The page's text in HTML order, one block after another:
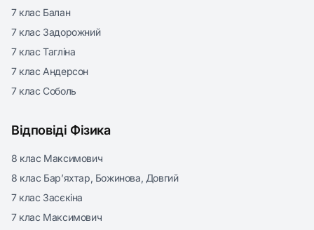
7 клас Балан
7 клас Задорожний
7 клас Тагліна
7 клас Андерсон
7 клас Соболь
Відповіді Фізика
8 клас Максимович
8 клас Бар’яхтар, Божинова, Довгий
7 клас Засєкіна
7 клас Максимович